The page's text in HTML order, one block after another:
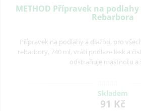
METHOD Přípravek na
Rebarbora
Přípravek na podlahy a dlažbu, pro
rebarbory, 740 ml, vrátí podlaze lesk a
odstraňuje mastnotu a
Skladem
91 Kč